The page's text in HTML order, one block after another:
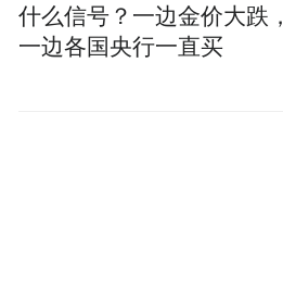
什么信号？一边金价大跌，
一边各国央行一直买